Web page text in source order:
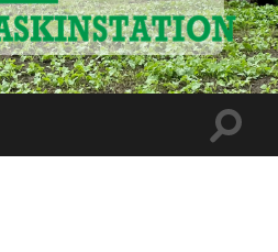
www.vraa-
maskinstation.dk
Toggle